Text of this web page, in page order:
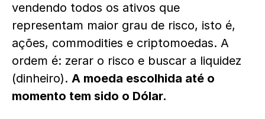
vendendo todos os ativos que
representam maior grau de risco, isto é,
ações, commodities e criptomoedas. A
ordem é: zerar o risco e buscar a liquidez
(dinheiro). A moeda escolhida até o
momento tem sido o Dólar.